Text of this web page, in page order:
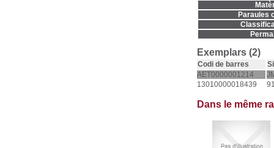
Paraules
Exemplars (2)
Codi de barres
AET0000001214
13010000018439
Dans le même